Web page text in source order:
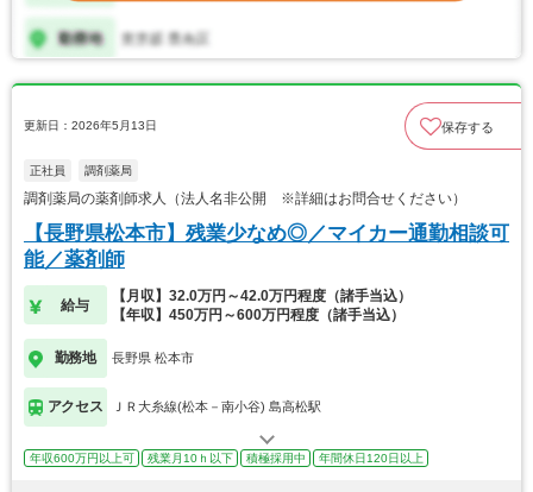
更新日：2026年5月13日 保存する
正社員 調剤薬局
調剤薬局の薬剤師求人（法人名非公開 ※詳細はお問合せください）
【長野県松本市】残業少なめ◎／マイカー通勤相談可
能／薬剤師
給与
【月収】32.0万円～42.0万円程度（諸手当込）
【年収】450万円～600万円程度（諸手当込）
勤務地 長野県 松本市
アクセス ＪＲ大糸線(松本－南小谷) 島高松駅
年収600万円以上可 残業月10ｈ以下 積極採用中 年間休日120日以上